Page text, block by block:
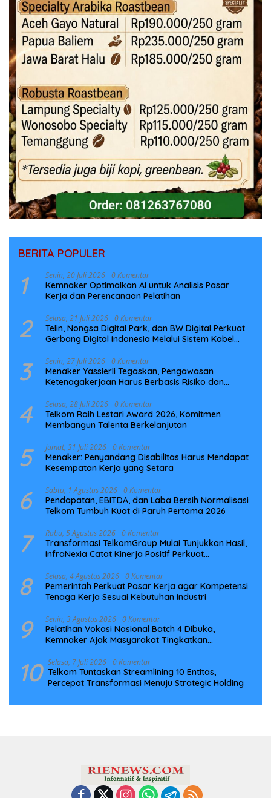
BERITA POPULER
1 Senin, 20 Juli 2026 0 Komentar
Kemnaker Optimalkan AI untuk Analisis Pasar
Kerja dan Perencanaan Pelatihan
2 Selasa, 21 Juli 2026 0 Komentar
Telin, Nongsa Digital Park, dan BW Digital Perkuat
Gerbang Digital Indonesia Melalui Sistem Kabel
3 Senin, 27 Juli 2026 0 Komentar
Menaker Yassierli Tegaskan, Pengawasan
Ketenagakerjaan Harus Berbasis Risiko dan
4 Selasa, 28 Juli 2026 0 Komentar
Telkom Raih Lestari Award 2026, Komitmen
Membangun Talenta Berkelanjutan
5 Jumat, 31 Juli 2026 0 Komentar
Menaker: Penyandang Disabilitas Harus Mendapat
Kesempatan Kerja yang Setara
6 Sabtu, 1 Agustus 2026 0 Komentar
Pendapatan, EBITDA, dan Laba Bersih Normalisasi
Telkom Tumbuh Kuat di Paruh Pertama 2026
7 Rabu, 5 Agustus 2026 0 Komentar
Transformasi TelkomGroup Mulai Tunjukkan Hasil,
InfraNexia Catat Kinerja Positif Perkuat
8 Selasa, 4 Agustus 2026 0 Komentar
Pemerintah Perkuat Pasar Kerja agar Kompetensi
Tenaga Kerja Sesuai Kebutuhan Industri
9 Senin, 3 Agustus 2026 0 Komentar
Pelatihan Vokasi Nasional Batch 4 Dibuka,
Kemnaker Ajak Masyarakat Tingkatkan
10 Selasa, 7 Juli 2026 0 Komentar
Telkom Tuntaskan Streamlining 10 Entitas,
Percepat Transformasi Menuju Strategic Holding